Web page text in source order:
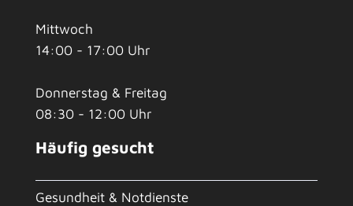
Mittwoch
14:00 - 17:00 Uhr
Donnerstag & Freitag
08:30 - 12:00 Uhr
Häufig gesucht
Gesundheit & Notdienste